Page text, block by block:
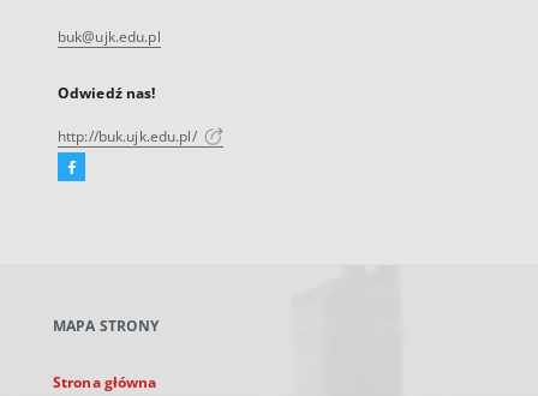
buk@ujk.edu.pl
Odwiedź nas!
http://buk.ujk.edu.pl/
Facebook
karcie
MAPA STRONY
Strona główna